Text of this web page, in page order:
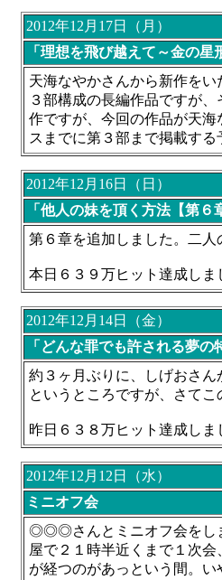
2012年12月17日（月）
「理想を飛び越えて～金の星
天海なやかさんから新作をい
３部構成の長編作品ですが
作ですが、今回の作品が天
スまでに第３部まで掲載する
2012年12月16日（日）
「他人の妹を頂く方法【第６
第６章を追加しました。二人
本日６３９万ヒット達成し
2012年12月14日（金）
「どんな罪でも許される夢の
約３ヶ月ぶりに、しげおさ
というところですが、さてこ
昨日６３８万ヒット達成し
2012年12月12日（水）
ミニオフ会
◎◎◎さんとミニオフ会をし
屋で２１時半近くまで１次
が経つのがあっという間。